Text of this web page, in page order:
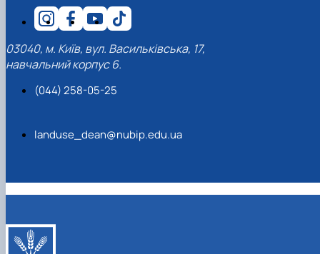
03040, м. Київ, вул. Васильківська, 17,
навчальний корпус 6.
(044) 258-05-25
landuse_dean@nubip.edu.ua